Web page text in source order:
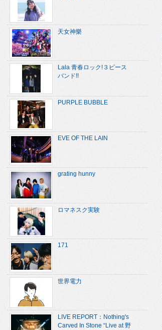
天女神樂
Lala 青春ロック!３ピース
バンド!!
PURPLE BUBBLE
EVE OF THE LAIN
grating hunny
ロマネスク実験
171
世界電力
LIVE REPORT：Nothing's
Carved In Stone “Live at 野